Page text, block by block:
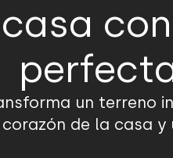
un terreno
corazón de la casa